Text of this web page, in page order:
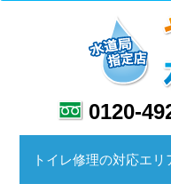
0120-
トイレ修理の対応エリ